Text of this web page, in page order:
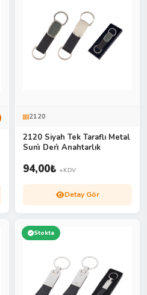
2120
2120 Siyah Tek Taraflı Metal
Suni̇ Deri̇ Anahtarlık
94,00₺ +KDV
Detay Gör
Stokta